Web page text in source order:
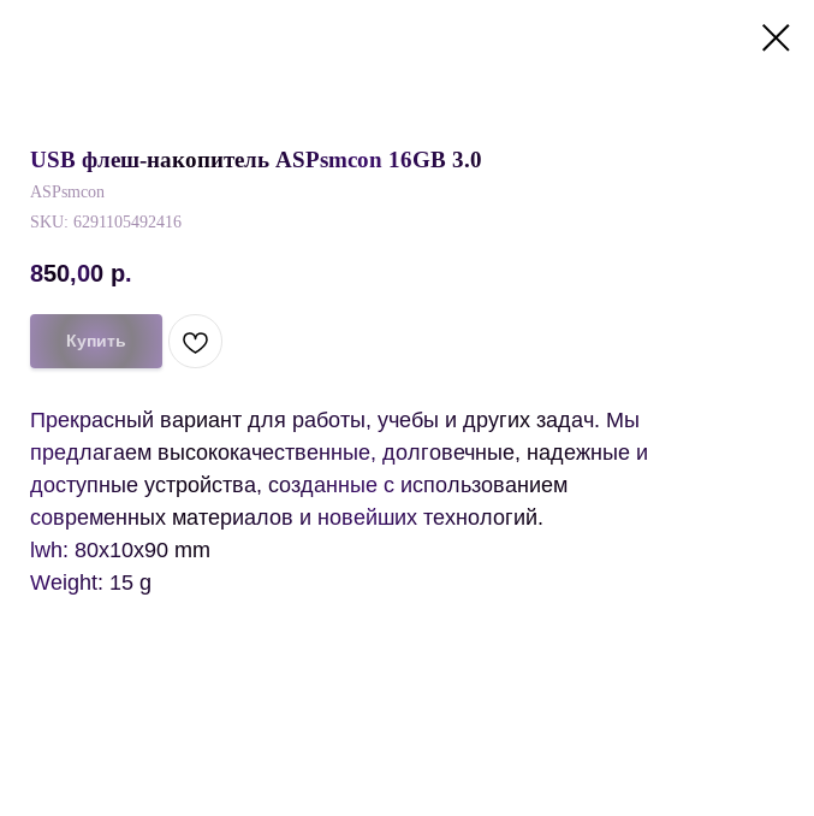
USB флеш-накопитель ASPsmcon 16GB 3.0
ASPsmcon
SKU: 6291105492416
850,00 р.
Купить
Прекрасный вариант для работы, учебы и других задач. Мы
предлагаем высококачественные, долговечные, надежные и
доступные устройства, созданные с использованием
современных материалов и новейших технологий.
lwh: 80x10x90 mm
Weight: 15 g